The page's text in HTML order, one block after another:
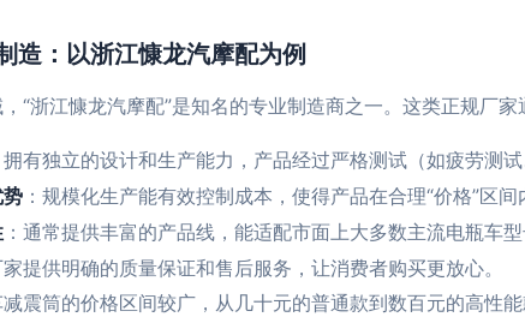
造：以浙江慷龙汽摩配为例
“浙江慷龙汽摩配”是知名的专业制造商之一。这类正规厂
拥有独立的设计和生产能力，产品经过严格测试（如疲劳测
：规模化生产能有效控制成本，使得产品在合理“价格”区间
：通常提供丰富的产品线，能适配市面上大多数主流电瓶车
提供明确的质量保证和售后服务，让消费者购买更放心。
减震筒的价格区间较广，从几十元的普通款到数百元的高